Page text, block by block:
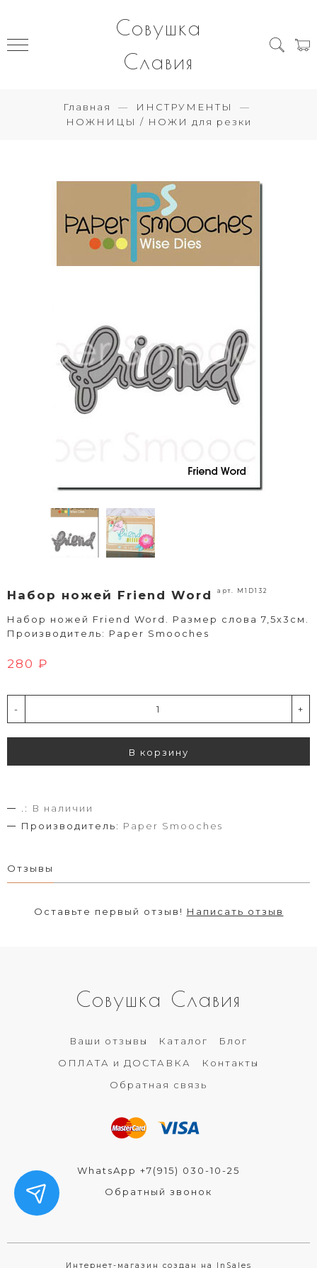
Совушка
Славия
Главная
ИНСТРУМЕНТЫ
НОЖНИЦЫ / НОЖИ для резки
Набор ножей Friend Word арт. M1D132
Набор ножей Friend Word. Размер слова 7,5х3см.
Производитель: Paper Smooches
280 ₽
- +
В корзину
.:
В наличии
Производитель: Paper Smooches
Отзывы
Оставьте первый отзыв! Написать отзыв
Совушка Славия
Ваши отзывы Каталог
Блог
ОПЛАТА и ДОСТАВКА
Контакты
Обратная связь
WhatsApp +7(915) 030-10-25
Обратный звонок
Интернет-магазин создан на InSales